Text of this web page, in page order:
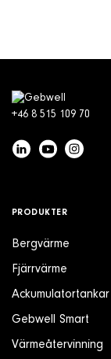
+46 8 515 109 70
PRODUKTER
Bergvärme
Fjärrvärme
Ackumulatortankar
Gebwell Smart
Värmeåtervinning